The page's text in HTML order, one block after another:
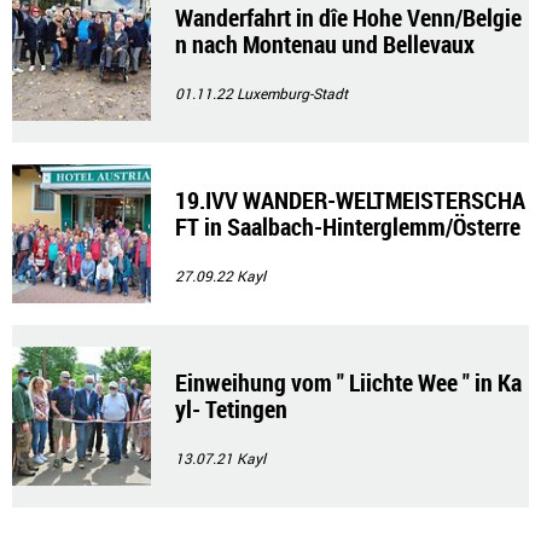
Wanderfahrt in dîe Hohe Venn/Belgie
n nach Montenau und Bellevaux
01.11.22Luxemburg-Stadt
19.IVV WANDER-WELTMEISTERSCHA
FT in Saalbach-Hinterglemm/Österre
27.09.22Kayl
Einweihung vom " Liichte Wee " in Ka
yl- Tetingen
13.07.21 Kayl